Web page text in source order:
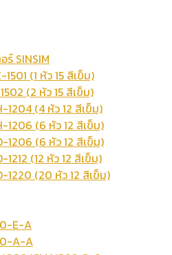
SINSIM
1501 (1 หัว 15 สีเข็ม)
(2 หัว 15 สีเข็ม)
1204 (4 หัว 12 สีเข็ม)
1206 (6 หัว 12 สีเข็ม)
1206 (6 หัว 12 สีเข็ม)
1212 (12 หัว 12 สีเข็ม)
1220 (20 หัว 12 สีเข็ม)
E-A
A-A